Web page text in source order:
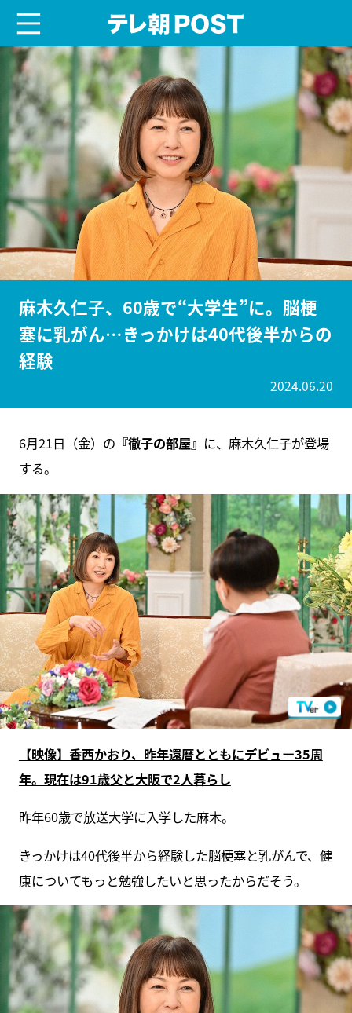
麻木久仁子、60歳で“大学生”に。脳梗
塞に乳がん…きっかけは40代後半からの
経験
2024.06.20
6月21日（金）の 『徹子の部屋』 に、麻木久仁子が登場
する。
【映像】香西かおり、昨年還暦とともにデビュー35周
年。現在は91歳父と大阪で2人暮らし
昨年60歳で放送大学に入学した麻木。
きっかけは40代後半から経験した脳梗塞と乳がんで、健
康についてもっと勉強したいと思ったからだそう。